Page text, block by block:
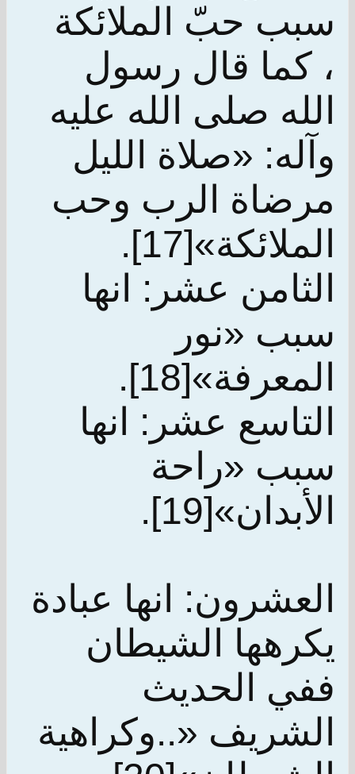
سبب حبّ الملائكة
، كما قال رسول
الله صلى الله عليه
وآله: «صلاة الليل
مرضاة الرب وحب
الملائكة»[17].
الثامن عشر: انها
سبب «نور
المعرفة»[18].
التاسع عشر: انها
سبب «راحة
الأبدان»[19].
العشرون: انها عبادة
يكرهها الشيطان
ففي الحديث
الشريف «..وكراهية